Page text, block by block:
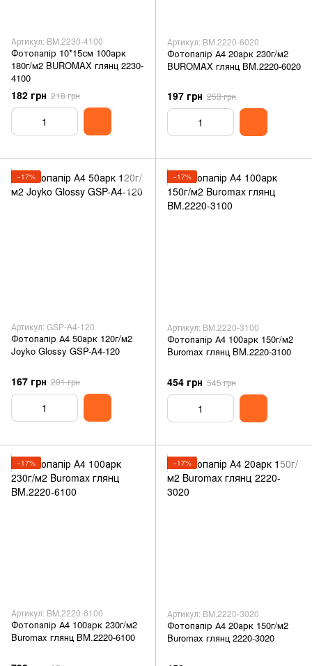
Артикул: BM.2230-4100
Фотопапір 10*15см 100арк
180г/м2 BUROMAX глянц 2230-
4100
182 грн 218 грн
Артикул: BM.2220-6020
Фотопапір А4 20арк 230г/м2
BUROMAX глянц BM.2220-6020
197 грн 253 грн
−17%
Артикул: GSP-A4-120
Фотопапір А4 50арк 120г/м2
Joyko Glossy GSP-A4-120
167 грн 201 грн
−17%
Артикул: BM.2220-3100
Фотопапір А4 100арк 150г/м2
Buromax глянц BM.2220-3100
454 грн 545 грн
−17%
Артикул: BM.2220-6100
Фотопапір А4 100арк 230г/м2
Buromax глянц BM.2220-6100
−17%
Артикул: BM.2220-3020
Фотопапір А4 20арк 150г/м2
Buromax глянц 2220-3020